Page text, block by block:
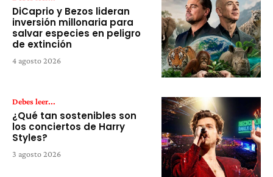
DiCaprio y Bezos lideran
inversión millonaria para
salvar especies en peligro
de extinción
4 agosto 2026
Debes leer...
¿Qué tan sostenibles son
los conciertos de Harry
Styles?
3 agosto 2026